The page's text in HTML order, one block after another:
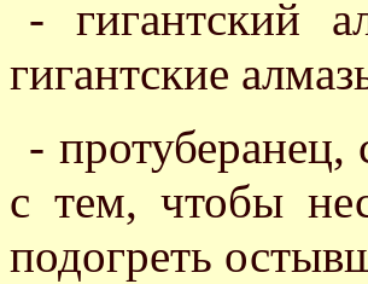
- гигантский
гигантские
- протуберанец,
с тем, чтобы
подогреть